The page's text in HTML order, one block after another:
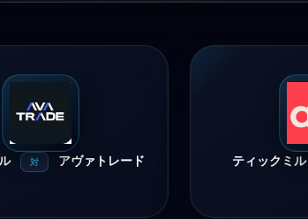
対 アヴァトレード ティックミル